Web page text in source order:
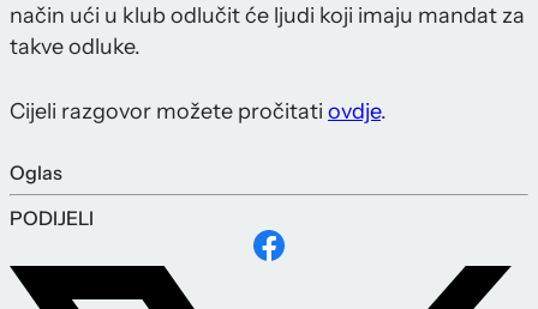
način ući u klub odlučit će ljudi koji imaju mandat za
takve odluke.
Cijeli razgovor možete pročitati ovdje.
Oglas
PODIJELI